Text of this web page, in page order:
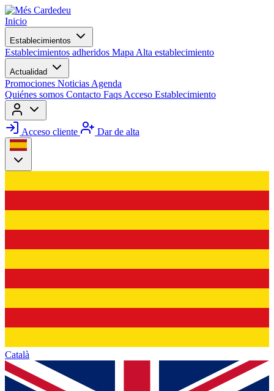
Inicio
Establecimientos
Establecimientos adheridos Mapa Alta establecimiento
Actualidad
Promociones Noticias Agenda
Quiénes somos Contacto Faqs Acceso Establecimiento
Acceso cliente Dar de alta
Català